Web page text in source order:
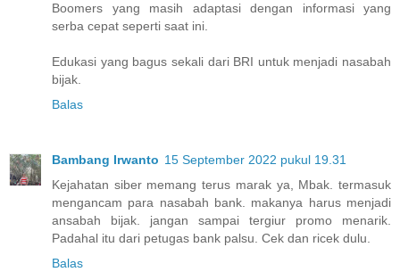
Boomers yang masih adaptasi dengan informasi yang
serba cepat seperti saat ini.
Edukasi yang bagus sekali dari BRI untuk menjadi nasabah
bijak.
Balas
Bambang Irwanto 15 September 2022 pukul 19.31
Kejahatan siber memang terus marak ya, Mbak. termasuk
mengancam para nasabah bank. makanya harus menjadi
ansabah bijak. jangan sampai tergiur promo menarik.
Padahal itu dari petugas bank palsu. Cek dan ricek dulu.
Balas